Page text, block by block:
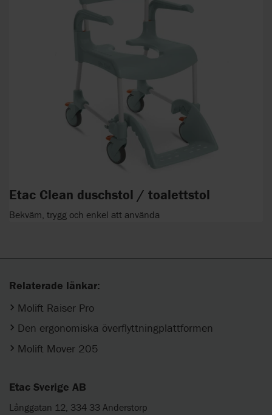
Etac Clean duschstol / toalettstol
Bekväm, trygg och enkel att använda
Relaterade länkar:
Molift Raiser Pro
Den ergonomiska överflyttningplattformen
Molift Mover 205
Etac Sverige AB
Långgatan 12, 334 33 Anderstorp